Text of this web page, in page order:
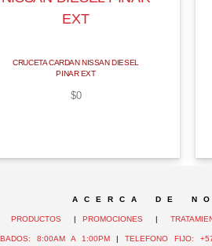
CRUCETA CARDAN NISSAN DIESEL
PINAR EXT
$0
A C E R C A D E N O
PRODUCTOS |PROMOCIONES |
8:00AM A 1:00PM| TELEFONO FIJO: